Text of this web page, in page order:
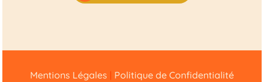
Mentions Légales
Politique de Confidentialité